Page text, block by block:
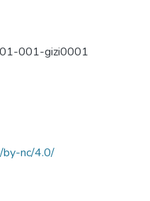
001-gizi0001
by-nc/4.0/